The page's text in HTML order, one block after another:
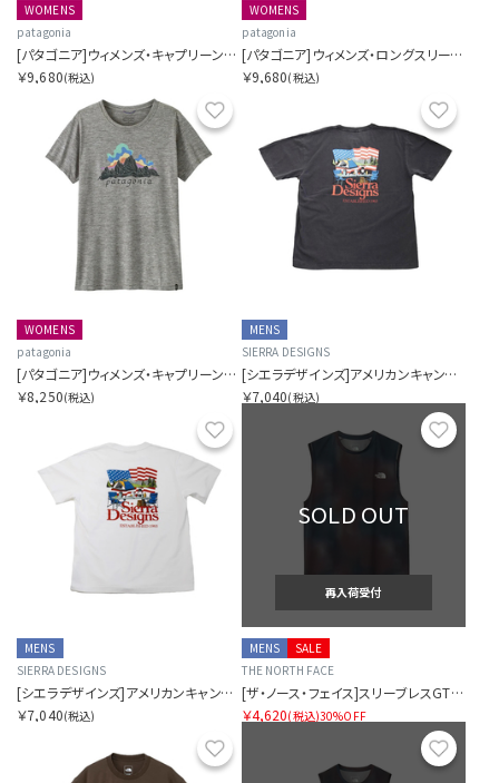
WOMENS
patagonia
[パタゴニア]ウィメンズ・キャプリーン・クール・デイリー・フーディ
￥9,680(税込)
WOMENS
patagonia
[パタゴニア]ウィメンズ・ロングスリーブ・キャプリーン・クール・デイリー・シャツ(フィッツロイ・ニンバス)
￥9,680(税込)
お気に入り
WOMENS
patagonia
[パタゴニア]ウィメンズ・キャプリーン・クール・デイリー・シャツ(フィッツロイ・ニンバス)
￥8,250(税込)
MENS
SIERRA DESIGNS
[シエラデザインズ]アメリカンキャンプスタイルTシャツ
￥7,040(税込)
お気に入り
MENS
SIERRA DESIGNS
[シエラデザインズ]アメリカンキャンプスタイルTシャツ
￥7,040(税込)
SOLD OUT
再入荷受付
SALE
MENS
THE NORTH FACE
[ザ・ノース・フェイス]スリーブレスGTDメランジクルー
￥4,620(税込)30%OFF
お気に入り